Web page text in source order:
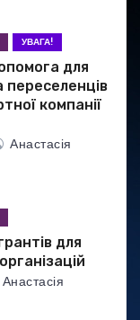
УВАГА!
для
переселенців
компанії
Анастасія
для
Анастасія